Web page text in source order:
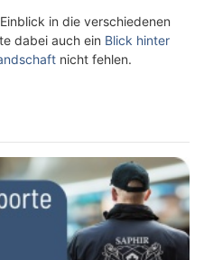
in die verschiedenen
dabei auch ein Blick hinter
nicht fehlen.